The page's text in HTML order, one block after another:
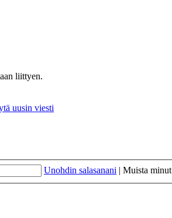
liittyen.
uusin viesti
Unohdin salasanani | Muista minut